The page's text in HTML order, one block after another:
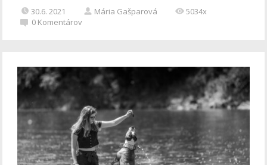
30.6. 2021 Mária Gašparová
5034x
0 Komentárov